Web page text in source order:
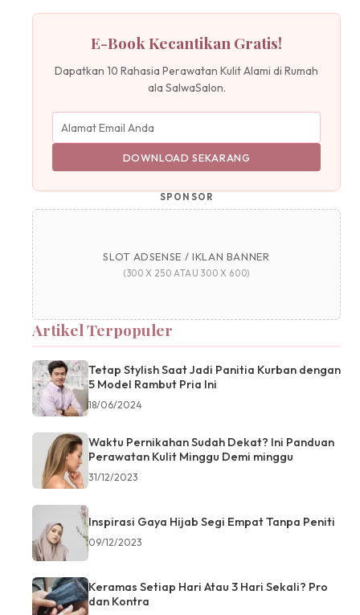
E-Book Kecantikan Gratis!
Dapatkan 10 Rahasia Perawatan Kulit Alami di Rumah
ala SalwaSalon.
DOWNLOAD SEKARANG
SPONSOR
SLOT ADSENSE / IKLAN BANNER
(300 X 250 ATAU 300 X 600)
Artikel Terpopuler
Tetap Stylish Saat Jadi Panitia Kurban dengan
5 Model Rambut Pria Ini
18/06/2024
Waktu Pernikahan Sudah Dekat? Ini Panduan
Perawatan Kulit Minggu Demi minggu
31/12/2023
Inspirasi Gaya Hijab Segi Empat Tanpa Peniti
09/12/2023
Keramas Setiap Hari Atau 3 Hari Sekali? Pro
dan Kontra